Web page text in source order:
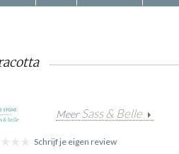
MeerSass & Belle
Schrijf je eigen review